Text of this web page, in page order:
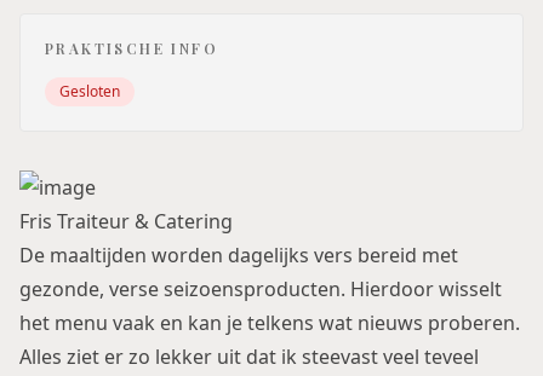
PRAKTISCHE INFO
Gesloten
Fris Traiteur & Catering
De maaltijden worden dagelijks vers bereid met
gezonde, verse seizoensproducten. Hierdoor wisselt
het menu vaak en kan je telkens wat nieuws proberen.
Alles ziet er zo lekker uit dat ik steevast veel teveel